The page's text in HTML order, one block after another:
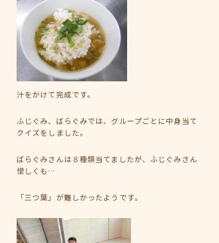
汁をかけて完成です。
ふじぐみ、ばらぐみでは、グループごとに中身当て
クイズをしました。
ばらぐみさんは８種類当てましたが、ふじぐみさん
惜しくも…
「三つ葉」が難しかったようです。